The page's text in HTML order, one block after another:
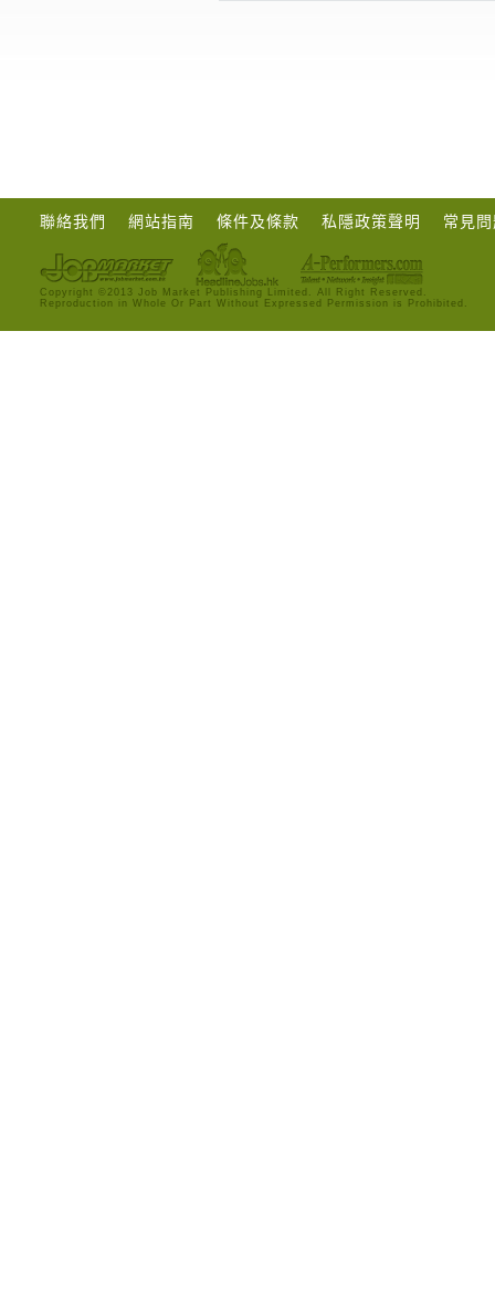
聯絡我們 網站指南 條件及條款 私隱政策聲明 常見
Copyright ©2013 Job Market Publishing Limited. All Right Reserved.
Reproduction in Whole Or Part Without Expressed Permission is Prohibited.